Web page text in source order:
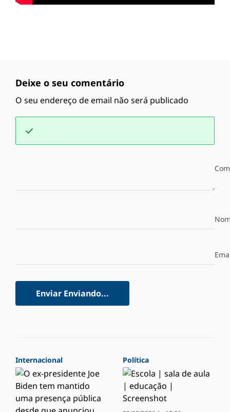
Deixe o seu comentário
O seu endereço de email não será publicado
Enviar Enviando...
Internacional Política